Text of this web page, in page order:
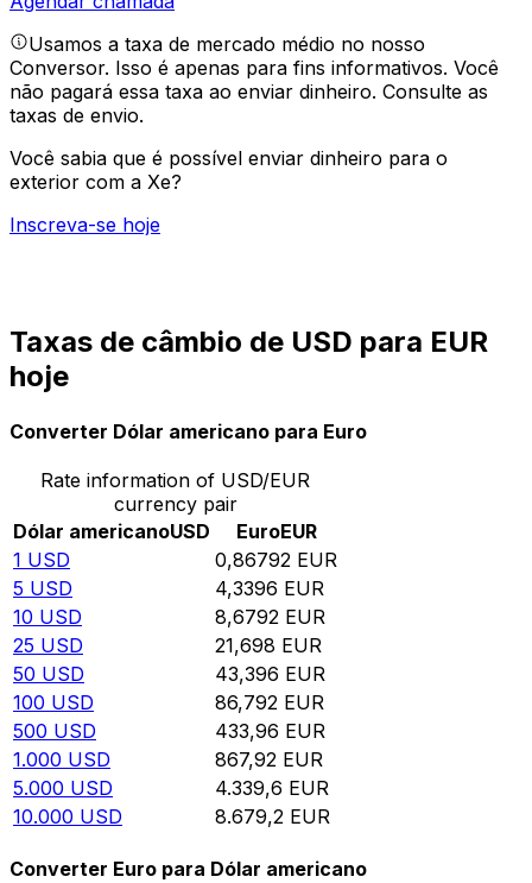
Usamos a taxa de mercado médio no nosso
Conversor. Isso é apenas para fins informativos. Você
não pagará essa taxa ao enviar dinheiro. Consulte as
taxas de envio.
Você sabia que é possível enviar dinheiro para o
exterior com a Xe?
Inscreva-se hoje
Taxas de câmbio de USD para EUR
hoje
Converter Dólar americano para Euro
Rate information of USD/EUR
currency pair
Dólar americanoUSD EuroEUR
1 USD 0,86792 EUR
5 USD 4,3396 EUR
10 USD 8,6792 EUR
25 USD 21,698 EUR
50 USD 43,396 EUR
100 USD 86,792 EUR
500 USD 433,96 EUR
1.000 USD 867,92 EUR
5.000 USD 4.339,6 EUR
10.000 USD 8.679,2 EUR
Converter Euro para Dólar americano